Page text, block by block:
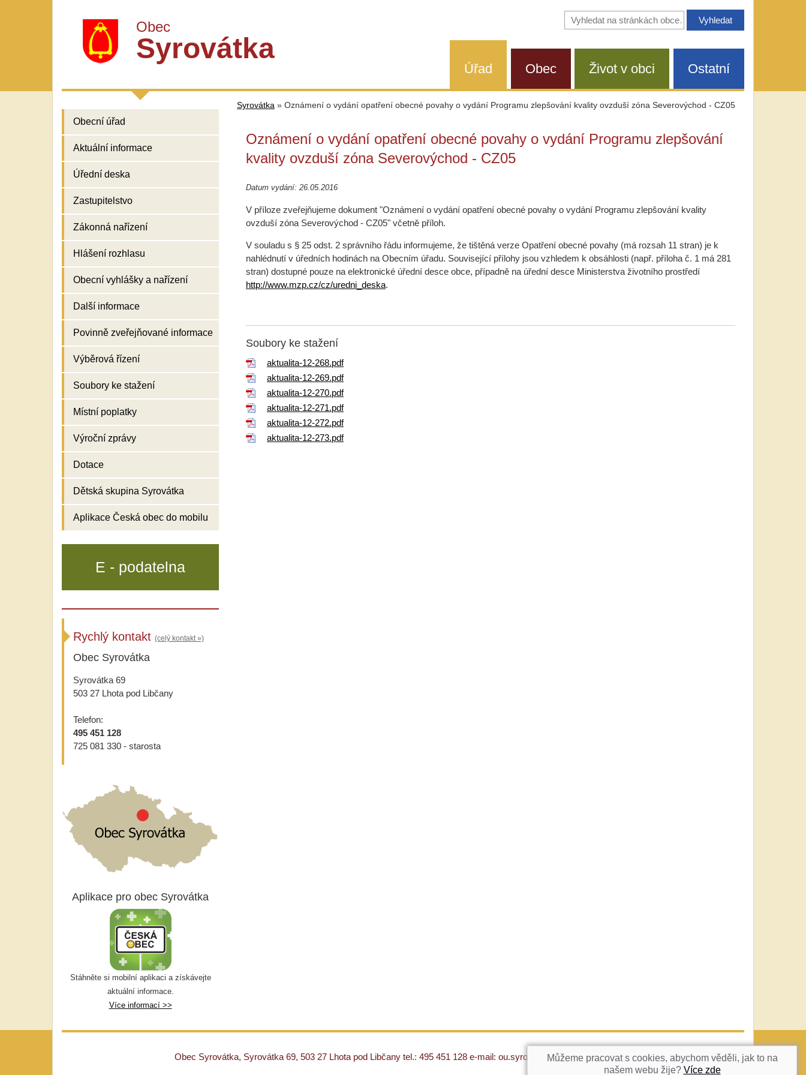
Obec
Syrovátka
Vyhledávání
na
Úřad Obec Život v obci Ostatní
Obecní úřad
Aktuální informace
Úřední deska
Zastupitelstvo
Zákonná nařízení
Hlášení rozhlasu
Obecní vyhlášky a nařízení
Další informace
Povinně zveřejňované informace
Výběrová řízení
Soubory ke stažení
Místní poplatky
Výroční zprávy
Dotace
Dětská skupina Syrovátka
Aplikace Česká obec do mobilu
Syrovátka » Oznámení o vydání opatření obecné povahy o vydání Programu zlepšování kvality ovzduší zóna Severovýchod - CZ05
Oznámení o vydání opatření obecné povahy o vydání Programu zlepšování
kvality ovzduší zóna Severovýchod - CZ05
Datum vydání: 26.05.2016
V příloze zveřejňujeme dokument "Oznámení o vydání opatření obecné povahy o vydání Programu zlepšování kvality
ovzduší zóna Severovýchod - CZ05" včetně příloh.
V souladu s § 25 odst. 2 správního řádu informujeme, že tištěná verze Opatření obecné povahy (má rozsah 11 stran) je k
nahlédnutí v úředních hodinách na Obecním úřadu. Související přílohy jsou vzhledem k obsáhlosti (např. příloha č. 1 má 281
stran) dostupné pouze na elektronické úřední desce obce, případně na úřední desce Ministerstva životního prostředí
http://www.mzp.cz/cz/uredni_deska.
Soubory ke stažení
aktualita-12-268.pdf
aktualita-12-269.pdf
aktualita-12-270.pdf
aktualita-12-271.pdf
aktualita-12-272.pdf
aktualita-12-273.pdf
E - podatelna
Rychlý kontakt (celý kontakt »)
Obec Syrovátka
Syrovátka 69
503 27 Lhota pod Libčany
Telefon:
495 451 128
725 081 330 - starosta
Aplikace pro obec Syrovátka
Stáhněte si mobilní aplikaci a získávejte
aktuální informace.
Více informací >>
NAHORU
Obec Syrovátka, Syrovátka 69, 503 27 Lhota pod Libčany tel.: 495 451 128 e-mail: ou.syrovatka@c-box.czMůžeme pracovat s cookies, abychom věděli, jak to na
našem webu žije? Více zde